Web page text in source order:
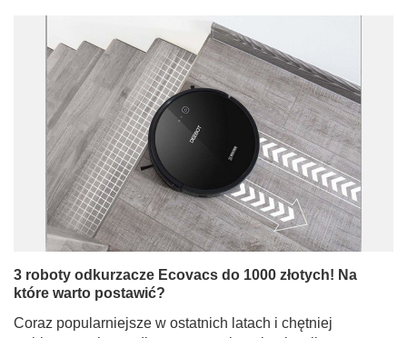
3 roboty odkurzacze Ecovacs do 1000 złotych! Na
które warto postawić?
Coraz popularniejsze w ostatnich latach i chętniej